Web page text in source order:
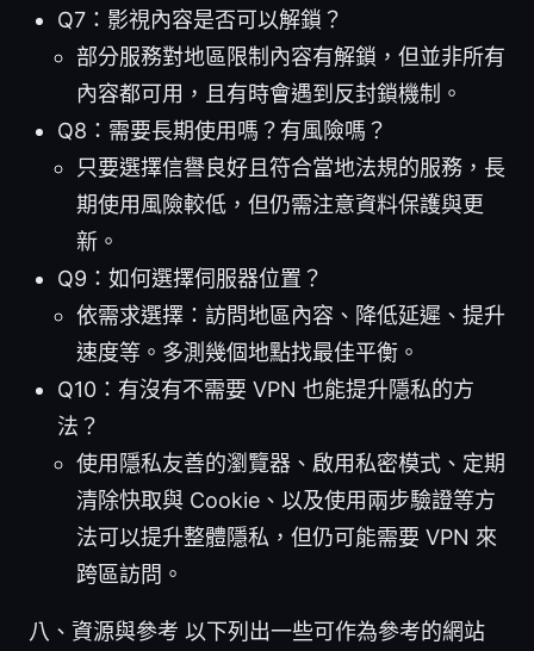
Q7：影視內容是否可以解鎖？
部分服務對地區限制內容有解鎖，但並非所有
內容都可用，且有時會遇到反封鎖機制。
Q8：需要長期使用嗎？有風險嗎？
只要選擇信譽良好且符合當地法規的服務，長
期使用風險較低，但仍需注意資料保護與更
新。
Q9：如何選擇伺服器位置？
依需求選擇：訪問地區內容、降低延遲、提升
速度等。多測幾個地點找最佳平衡。
Q10：有沒有不需要 VPN 也能提升隱私的方
法？
使用隱私友善的瀏覽器、啟用私密模式、定期
清除快取與 Cookie、以及使用兩步驗證等方
法可以提升整體隱私，但仍可能需要 VPN 來
跨區訪問。
八、資源與參考 以下列出一些可作為參考的網站